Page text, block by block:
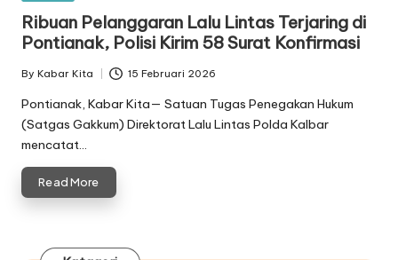
Ribuan Pelanggaran Lalu Lintas Terjaring di
Pontianak, Polisi Kirim 58 Surat Konfirmasi
Posted
by
By Kabar Kita 15 Februari 2026
Pontianak, Kabar Kita— Satuan Tugas Penegakan Hukum
(Satgas Gakkum) Direktorat Lalu Lintas Polda Kalbar
mencatat…
Read More